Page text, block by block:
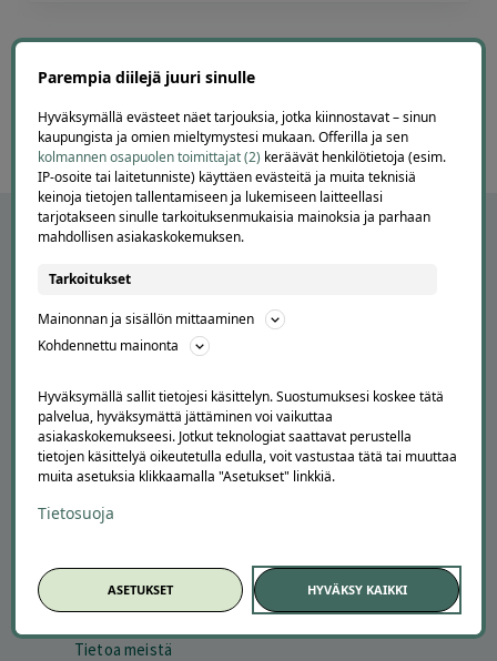
7
APUA JA NEUVOJA
Peruuta tilaus
Kuinka Offerilla toimii
Suosittele Offerillaa
TUTUSTU MEIHIN
Tietoa meistä
Parempia diilejä juuri sinulle
Hyväksymällä evästeet näet tarjouksia, jotka kiinnostavat – sinun
kaupungista ja omien mieltymystesi mukaan. Offerilla ja sen
kolmannen osapuolen toimittajat (2) keräävät henkilötietoja (esim.
IP-osoite tai laitetunniste) käyttäen evästeitä ja muita teknisiä
keinoja tietojen tallentamiseen ja lukemiseen laitteellasi
tarjotakseen sinulle tarkoituksenmukaisia mainoksia ja parhaan
mahdollisen asiakaskokemuksen.
Tarkoitukset
Mainonnan ja sisällön mittaaminen
Kohdennettu mainonta
Hyväksymällä sallit tietojesi käsittelyn. Suostumuksesi koskee tätä
palvelua, hyväksymättä jättäminen voi vaikuttaa
asiakaskokemukseesi. Jotkut teknologiat saattavat perustella
tietojen käsittelyä oikeutetulla edulla, voit vastustaa tätä tai muuttaa
muita asetuksia klikkaamalla "Asetukset" linkkiä.
Tietosuoja
ASETUKSET HYVÄKSY KAIKKI